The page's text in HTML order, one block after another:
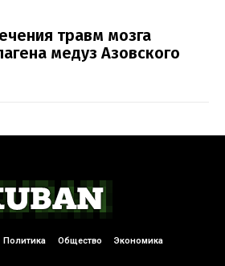
травм мозга
медуз Азовского
Политика Общество Экономика